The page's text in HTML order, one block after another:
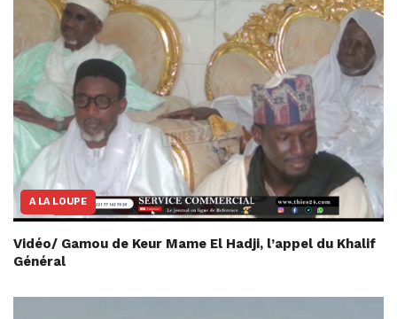
A LA LOUPE
Vidéo/ Gamou de Keur Mame El Hadji, l’appel du Khalif
Général